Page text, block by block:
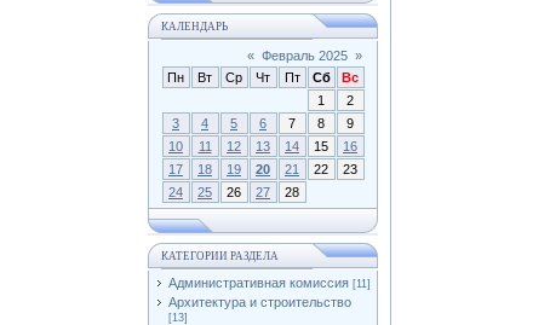
КАЛЕНДАРЬ
« Февраль 2025 »
Пн
Вт Ср Чт Пт Сб
Вс
1
2
3
4 5 6 7 8
9
10
11 12 13 14 15
16
17
18 19 20 21 22
23
24
25 26 27 28
КАТЕГОРИИ РАЗДЕЛА
Административная комиссия [11]
Архитектура и строительство
[13]